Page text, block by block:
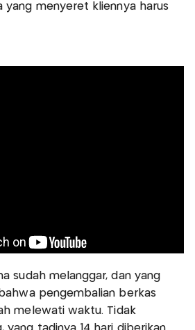
yang menyeret kliennya harus
sudah melanggar, dan yang
pengembalian berkas
melewati waktu. Tidak